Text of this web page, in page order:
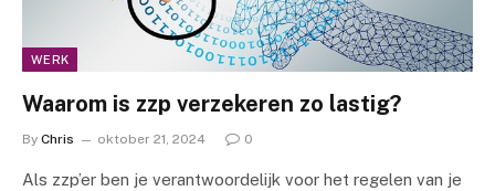
WERK
Waarom is zzp verzekeren zo lastig?
By Chris oktober 21, 2024 0
Als zzp’er ben je verantwoordelijk voor het regelen van je